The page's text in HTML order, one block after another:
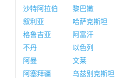
沙特阿拉伯
黎巴嫩
叙利亚
哈萨克斯坦
格鲁吉亚
阿富汗
不丹
以色列
阿曼
文莱
阿塞拜疆
乌兹别克斯坦